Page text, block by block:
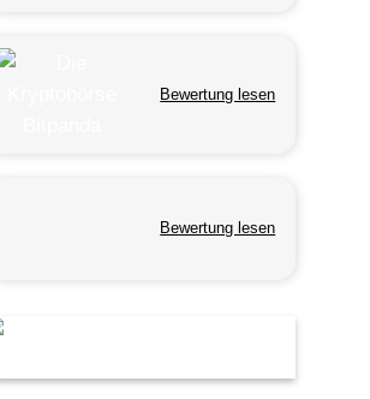
Bewertung lesen
Bewertung lesen